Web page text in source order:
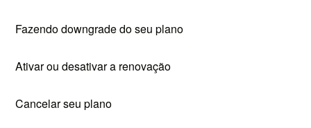
Fazendo downgrade do seu plano
Ativar ou desativar a renovação
Cancelar seu plano